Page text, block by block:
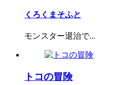
くろくまそふと
モンスター退治で...
トコの冒険